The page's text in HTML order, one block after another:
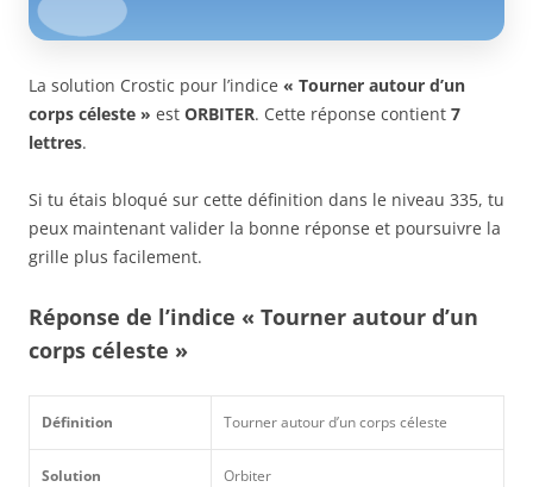
La solution Crostic pour l’indice « Tourner autour d’un
corps céleste » est ORBITER. Cette réponse contient 7
lettres.
Si tu étais bloqué sur cette définition dans le niveau 335, tu
peux maintenant valider la bonne réponse et poursuivre la
grille plus facilement.
Réponse de l’indice « Tourner autour d’un
corps céleste »
Définition Tourner autour d’un corps céleste
Solution Orbiter